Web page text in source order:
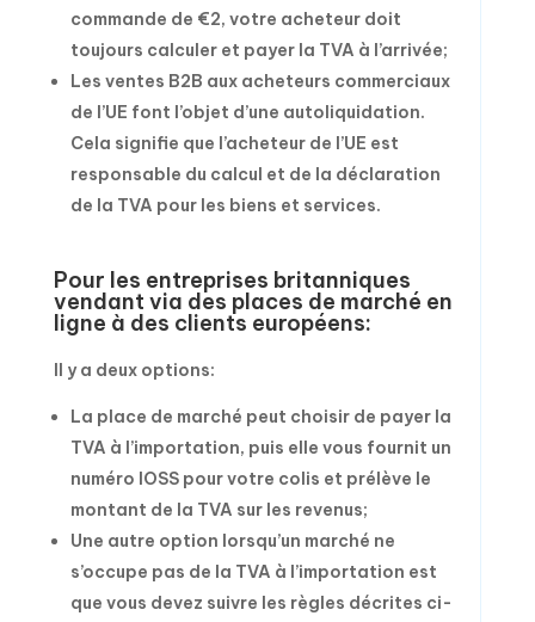
commande de €2, votre acheteur doit
toujours calculer et payer la TVA à l’arrivée;
Les ventes B2B aux acheteurs commerciaux
de l’UE font l’objet d’une autoliquidation.
Cela signifie que l’acheteur de l’UE est
responsable du calcul et de la déclaration
de la TVA pour les biens et services.
Pour les entreprises britanniques
vendant via des places de marché en
ligne à des clients européens:
Il y a deux options:
La place de marché peut choisir de payer la
TVA à l’importation, puis elle vous fournit un
numéro IOSS pour votre colis et prélève le
montant de la TVA sur les revenus;
Une autre option lorsqu’un marché ne
s’occupe pas de la TVA à l’importation est
que vous devez suivre les règles décrites ci-